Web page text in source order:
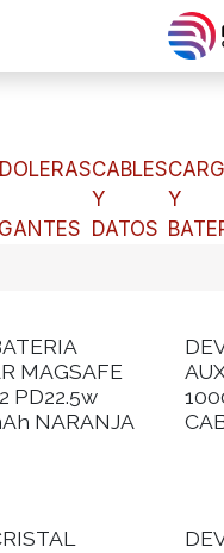
CABLES
Y
DATOS
Y
MAGSAFE
PD22.5w
NARANJA